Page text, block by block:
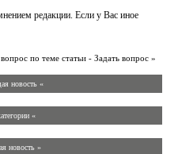
редакции. Если у Вас иное
по теме статьи - Задать вопрос »
новость «
«
новость »